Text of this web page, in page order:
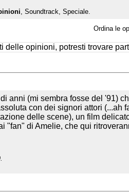
, Soundtrack, Speciale.
Ordina le
delle opinioni, potresti trovare
anni (mi sembra fosse del '91)
con dei signori attori (...ah
delle scene), un film
"fan" di Amelie, che qui